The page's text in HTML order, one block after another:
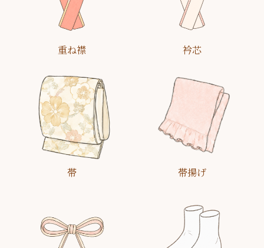
重ね襟 衿芯
帯 帯揚げ